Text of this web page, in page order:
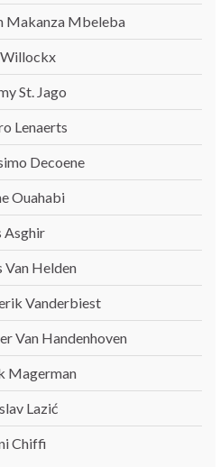
Makanza Mbeleba
St. Jago
Lenaerts
Decoene
Ouahabi
Asghir
Van Helden
Vanderbiest
Van Handenhoven
Magerman
Lazić
Chiffi